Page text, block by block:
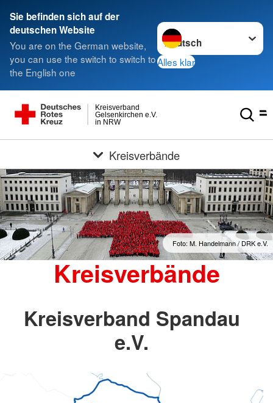
Sie befinden sich auf der
deutschen Website
You are on the German website,
you can use the switch to switch to
the English one
Sprache wechseln zu
Alles klar
in NRW
Gelsenkirchen e.V.
Kreisverband
Kreisverbände
Foto: M. Handelmann / DRK e.V.
Kreisverbände
Kreisverband Spandau
e.V.